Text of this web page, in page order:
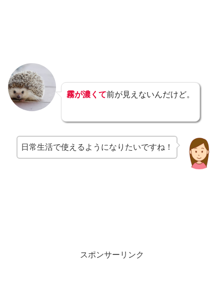
霧が濃くて前が見えないんだけど。
日常生活で使えるようになりたいですね！
スポンサーリンク